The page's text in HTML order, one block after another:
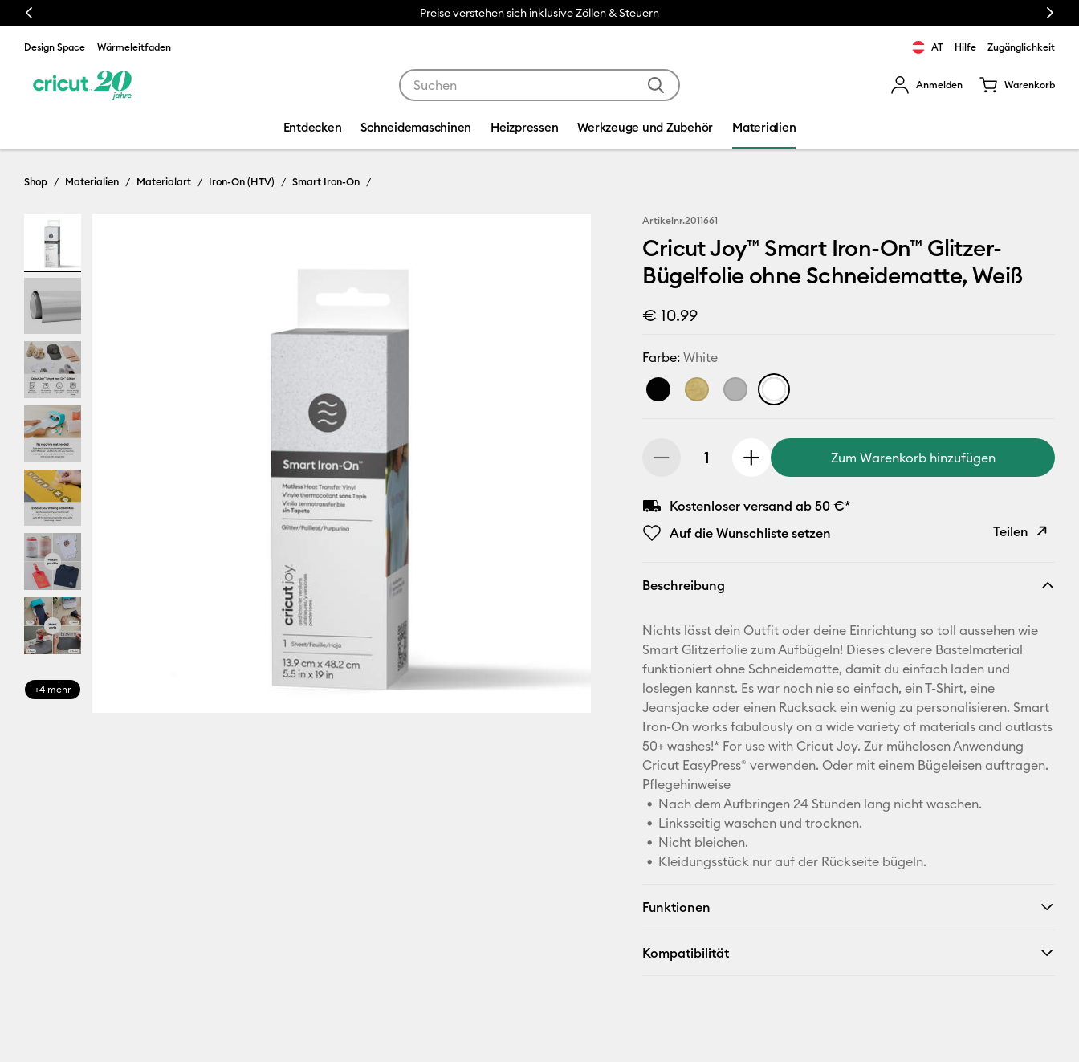
Previous Preise verstehen sich inklusive Zöllen & Steuern Next
Design Space Wärmeleitfaden AT Hilfe Zugänglichkeit
Anmelden Warenkorb
Entdecken Schneidemaschinen Heizpressen Werkzeuge und Zubehör Materialien
Shop Materialien Materialart Iron-On (HTV) Smart Iron-On
+4 mehr
Artikelnr.2011661
Cricut Joy™ Smart Iron-On™ Glitzer-
Bügelfolie ohne Schneidematte, Weiß
€ 10.99
Farbe:White
Zum Warenkorb hinzufügen
Kostenloser versand ab 50 €*
Auf die Wunschliste setzen
Teilen
E-Mail-
Adresse
Pinterest
Facebook
X
Beschreibung
Nichts lässt dein Outfit oder deine Einrichtung so toll aussehen wie
Smart Glitzerfolie zum Aufbügeln! Dieses clevere Bastelmaterial
funktioniert ohne Schneidematte, damit du einfach laden und
loslegen kannst. Es war noch nie so einfach, ein T-Shirt, eine
Jeansjacke oder einen Rucksack ein wenig zu personalisieren. Smart
Iron-On works fabulously on a wide variety of materials and outlasts
50+ washes!* For use with Cricut Joy. Zur mühelosen Anwendung
Cricut EasyPress® verwenden. Oder mit einem Bügeleisen auftragen.
Pflegehinweise
Nach dem Aufbringen 24 Stunden lang nicht waschen.
Linksseitig waschen und trocknen.
Nicht bleichen.
Kleidungsstück nur auf der Rückseite bügeln.
Funktionen
Kompatibilität